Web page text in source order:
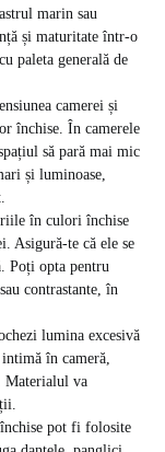
marin sau
și maturitate într-o
paleta generală de
camerei și
închise. În camerele
să pară mai mic
și luminoase,
în culori închise
Asigură-te că ele se
Poți opta pentru
contrastante, în
lumina excesivă
în cameră,
Materialul va
pot fi folosite